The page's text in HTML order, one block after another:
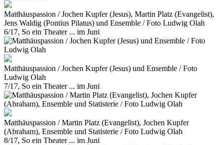
Matthäuspassion / Jochen Kupfer (Jesus), Martin Platz (Evangelist),
Jens Waldig (Pontius Pilatus) und Ensemble / Foto Ludwig Olah
6/17, So ein Theater ... im Juni
Matthäuspassion / Jochen Kupfer (Jesus) und Ensemble / Foto
Ludwig Olah
7/17, So ein Theater ... im Juni
Matthäuspassion / Martin Platz (Evangelist), Jochen Kupfer
(Abraham), Ensemble und Statisterie / Foto Ludwig Olah
8/17, So ein Theater ... im Juni